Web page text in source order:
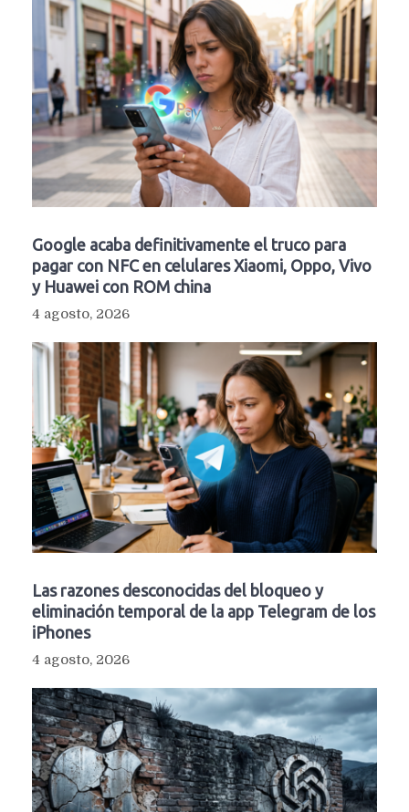
Google acaba definitivamente el truco para
pagar con NFC en celulares Xiaomi, Oppo, Vivo
y Huawei con ROM china
4 agosto, 2026
Las razones desconocidas del bloqueo y
eliminación temporal de la app Telegram de los
iPhones
4 agosto, 2026